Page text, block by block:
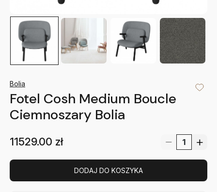
Bolia
Fotel Cosh Medium Boucle
Ciemnoszary Bolia
11529.00 zł
DODAJ DO KOSZYKA